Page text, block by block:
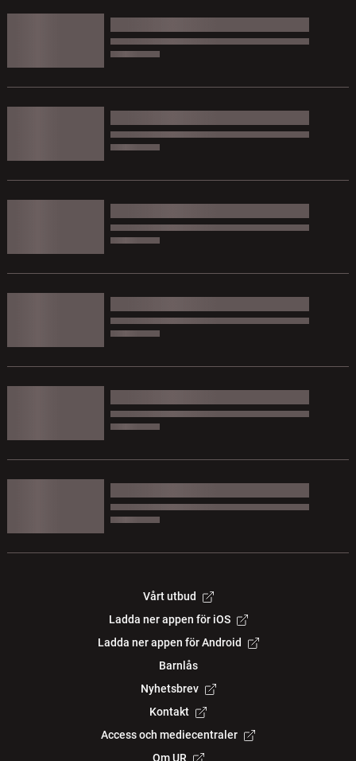
Vårt utbud
Ladda ner appen för iOS
Ladda ner appen för Android
Barnlås
Nyhetsbrev
Kontakt
Access och mediecentraler
Om UR